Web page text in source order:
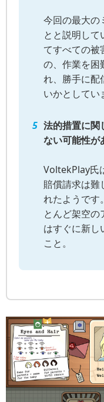
今回の最大の
とと説明して
てすべての被
の、作業を困
れ、勝手に配
いかとしてい
法的措置に関
ない可能性が
VoltekPlay氏
賠償請求は難
れたようです
とんど架空の
はすぐに新し
こと。